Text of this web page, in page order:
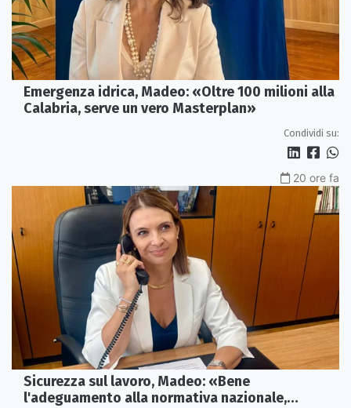
Emergenza idrica, Madeo: «Oltre 100 milioni alla
Calabria, serve un vero Masterplan»
Condividi su:
20 ore fa
Sicurezza sul lavoro, Madeo: «Bene
l'adeguamento alla normativa nazionale,